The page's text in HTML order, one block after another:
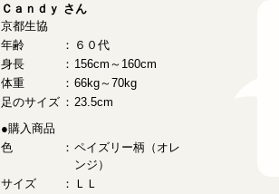
Ｃａｎｄｙ さん
京都生協
年齢
６０代
身長
156cm～160cm
体重
66kg～70kg
足のサイズ
23.5cm
●購入商品
色
ペイズリー柄（オレ
ンジ）
サイズ
ＬＬ